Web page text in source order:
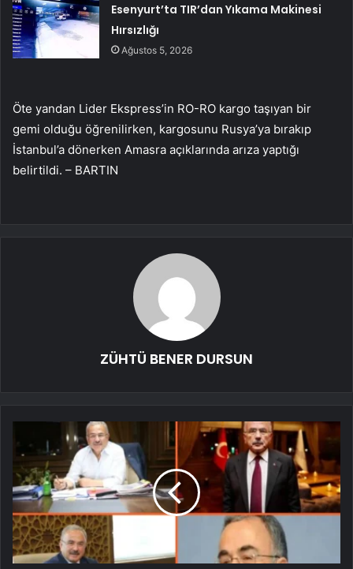
Esenyurt’ta TIR’dan Yıkama Makinesi
Hırsızlığı
Ağustos 5, 2026
Öte yandan Lider Ekspress’in RO-RO kargo taşıyan bir
gemi olduğu öğrenilirken, kargosunu Rusya’ya bırakıp
İstanbul’a dönerken Amasra açıklarında arıza yaptığı
belirtildi. – BARTIN
ZÜHTÜ BENER DURSUN